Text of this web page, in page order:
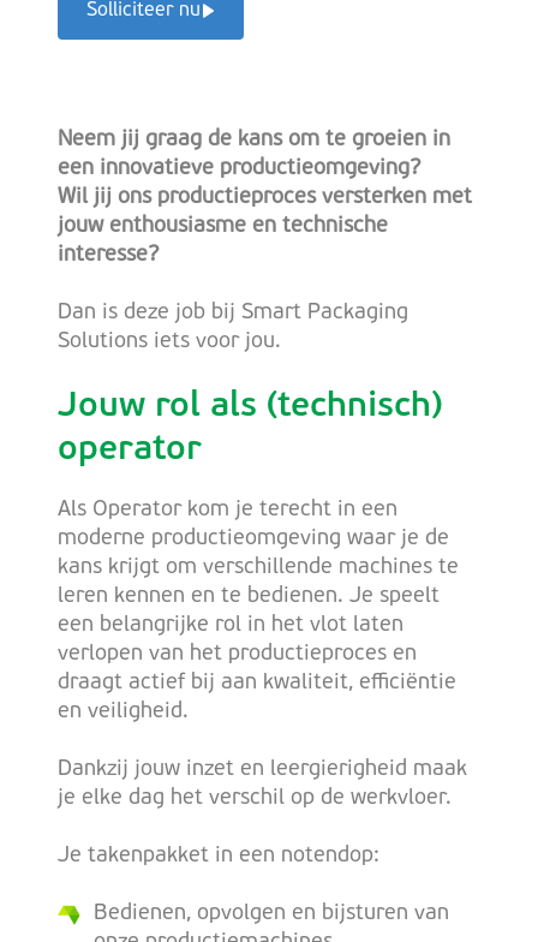
Solliciteer nu
Neem jij graag de kans om te groeien in
een innovatieve productieomgeving?
Wil jij ons productieproces versterken met
jouw enthousiasme en technische
interesse?
Dan is deze job bij Smart Packaging
Solutions iets voor jou.
Jouw rol als (technisch)
operator
Als Operator kom je terecht in een
moderne productieomgeving waar je de
kans krijgt om verschillende machines te
leren kennen en te bedienen. Je speelt
een belangrijke rol in het vlot laten
verlopen van het productieproces en
draagt actief bij aan kwaliteit, efficiëntie
en veiligheid.
Dankzij jouw inzet en leergierigheid maak
je elke dag het verschil op de werkvloer.
Je takenpakket in een notendop:
Bedienen, opvolgen en bijsturen van